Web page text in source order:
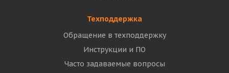
Техподдержка
Обращение в техподдержку
Инструкции и ПО
Часто задаваемые вопросы